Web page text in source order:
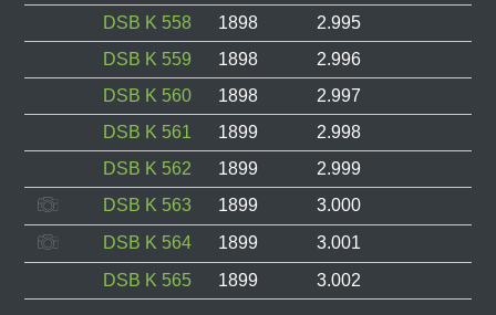
DSB K 558
1898
2.995
DSB K 559
1898
2.996
DSB K 560
1898
2.997
DSB K 561
1899
2.998
DSB K 562
1899
2.999
DSB K 563
1899
3.000
DSB K 564
1899
3.001
DSB K 565
1899 3.002